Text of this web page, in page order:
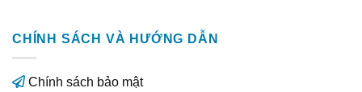
CHÍNH SÁCH VÀ HƯỚNG DẪN
Chính sách bảo mật